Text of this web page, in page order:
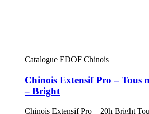
Catalogue EDOF Chinois
Chinois Extensif Pro – Tous
– Bright
Chinois Extensif Pro – 20h Bright